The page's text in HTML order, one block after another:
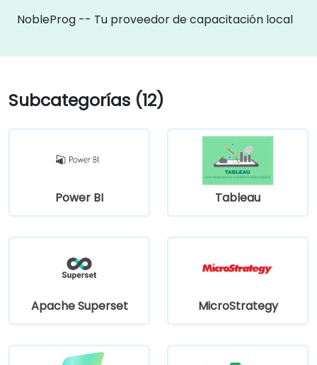
NobleProg -- Tu proveedor de capacitación local
Subcategorías (12)
Power BI Tableau
Apache Superset MicroStrategy